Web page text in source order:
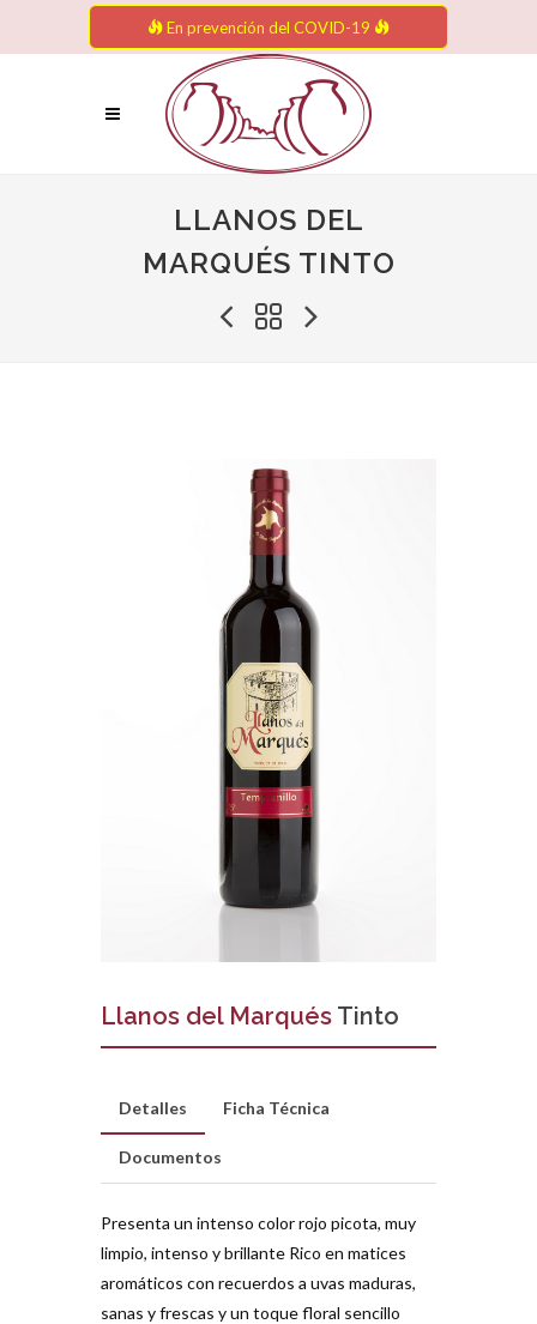
En prevención del COVID-19
LLANOS DEL
MARQUÉS TINTO
Llanos del Marqués Tinto
Detalles Ficha Técnica
Documentos
Presenta un intenso color rojo picota, muy
limpio, intenso y brillante Rico en matices
aromáticos con recuerdos a uvas maduras,
sanas y frescas y un toque floral sencillo